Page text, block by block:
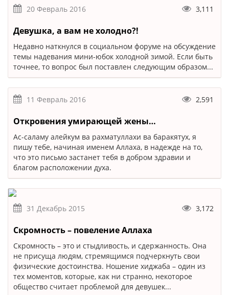
20 Февраль 2016 3,111
Девушка, а вам не холодно?!
Недавно наткнулся в социальном форуме на обсуждение
темы надевания мини-юбок холодной зимой. Если быть
точнее, то вопрос был поставлен следующим образом...
11 Февраль 2016 2,591
Откровения умирающей жены…
Ас-саламу алейкум ва рахматуллахи ва баракятух, я
пишу тебе, начиная именем Аллаха, в надежде на то,
что это письмо застанет тебя в добром здравии и
благом расположении духа.
31 Декабрь 2015 3,172
Скромность – повеление Аллаха
Скромность – это и стыдливость, и сдержанность. Она
не присуща людям, стремящимся подчеркнуть свои
физические достоинства. Ношение хиджаба – один из
тех моментов, которые, как ни странно, некоторое
общество считает проблемой для девушек...